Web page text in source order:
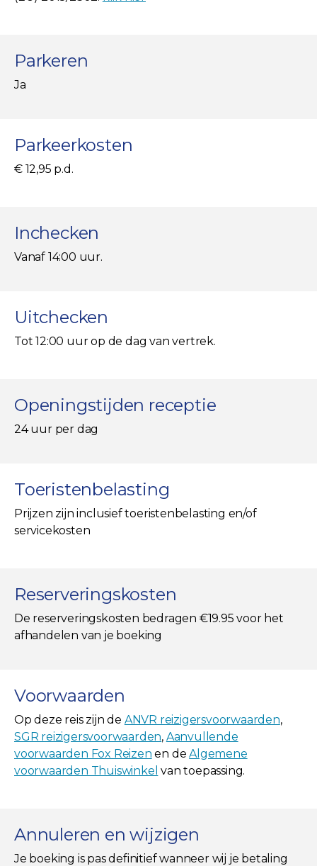
Parkeren
Ja
Parkeerkosten
€ 12,95 p.d.
Inchecken
Vanaf 14:00 uur.
Uitchecken
Tot 12:00 uur op de dag van vertrek.
Openingstijden receptie
24 uur per dag
Toeristenbelasting
Prijzen zijn inclusief toeristenbelasting en/of
servicekosten
Reserveringskosten
De reserveringskosten bedragen €19.95 voor het
afhandelen van je boeking
Voorwaarden
Op deze reis zijn de ANVR reizigersvoorwaarden,
SGR reizigersvoorwaarden, Aanvullende
voorwaarden Fox Reizen en deAlgemene
voorwaarden Thuiswinkel van toepassing.
Annuleren en wijzigen
Je boeking is pas definitief wanneer wij je betaling